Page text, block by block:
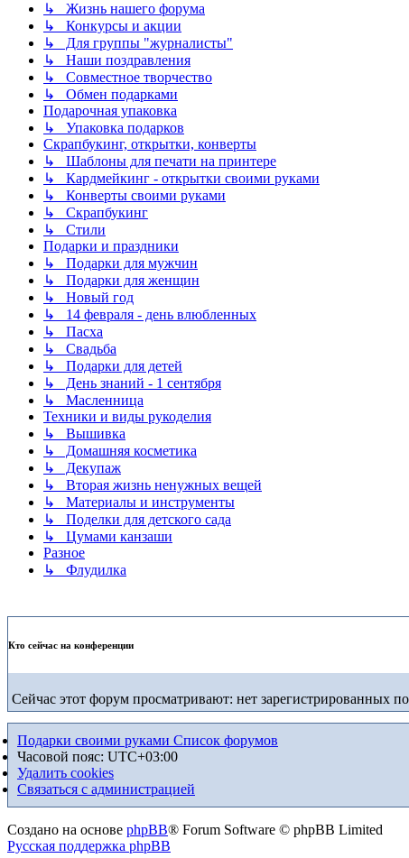
↳ Жизнь нашего форума
↳ Конкурсы и акции
↳ Для группы "журналисты"
↳ Наши поздравления
↳ Совместное творчество
↳ Обмен подарками
Подарочная упаковка
↳ Упаковка подарков
Скрапбукинг, открытки, конверты
↳ Шаблоны для печати на принтере
↳ Кардмейкинг - открытки своими руками
↳ Конверты своими руками
↳ Скрапбукинг
↳ Стили
Подарки и праздники
↳ Подарки для мужчин
↳ Подарки для женщин
↳ Новый год
↳ 14 февраля - день влюбленных
↳ Пасха
↳ Свадьба
↳ Подарки для детей
↳ День знаний - 1 сентября
↳ Масленница
Техники и виды рукоделия
↳ Вышивка
↳ Домашняя косметика
↳ Декупаж
↳ Вторая жизнь ненужных вещей
↳ Материалы и инструменты
↳ Поделки для детского сада
↳ Цумами канзаши
Разное
↳ Флудилка
Кто сейчас на конференции
Сейчас этот форум просматривают: нет зарегистрированных
Подарки своими руками Список форумов
Часовой пояс: UTC+03:00
Удалить cookies
Связаться с администрацией
Создано на основе phpBB® Forum Software © phpBB Limited
Русская поддержка phpBB